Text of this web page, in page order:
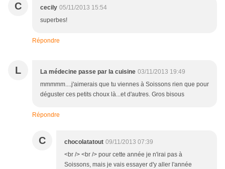
C cecily 05/11/2013 15:54
superbes!
Répondre
L La médecine passe par la cuisine 03/11/2013 19:49
mmmmm....j'aimerais que tu viennes à Soissons rien que pour
déguster ces petits choux là...et d'autres. Gros bisous
Répondre
C chocolatatout 09/11/2013 07:39
<br /> <br /> pour cette année je n'irai pas à
Soissons, mais je vais essayer d'y aller l'année